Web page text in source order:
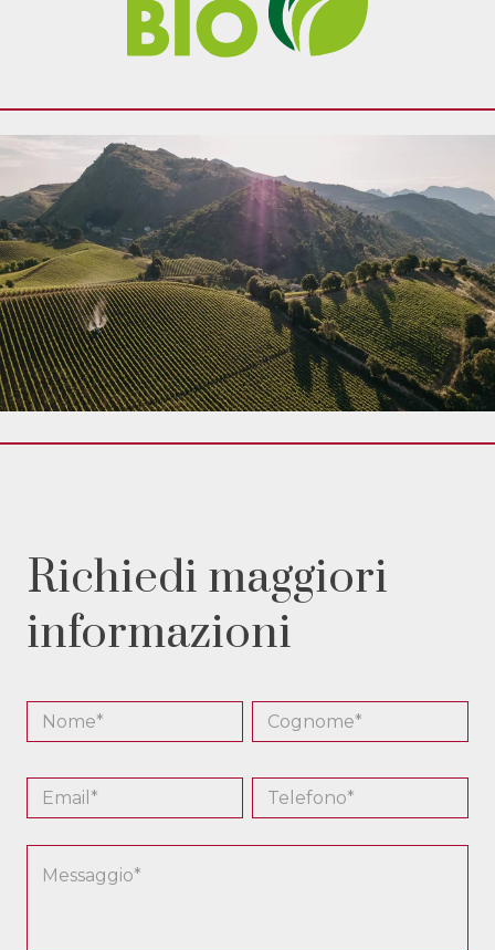
Richiedi maggiori
informazioni